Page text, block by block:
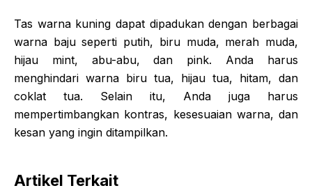
Tas warna kuning dapat dipadukan dengan berbagai
warna baju seperti putih, biru muda, merah muda,
hijau mint, abu-abu, dan pink. Anda harus
menghindari warna biru tua, hijau tua, hitam, dan
coklat tua. Selain itu, Anda juga harus
mempertimbangkan kontras, kesesuaian warna, dan
kesan yang ingin ditampilkan.
Artikel Terkait